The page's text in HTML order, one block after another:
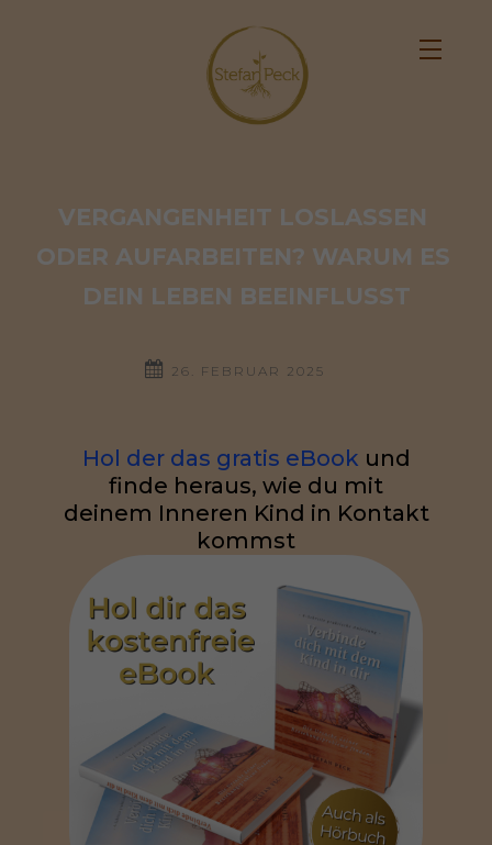
VERGANGENHEIT LOSLASSEN
ODER AUFARBEITEN? WARUM ES
DEIN LEBEN BEEINFLUSST
26. FEBRUAR 2025
Hol der das gratis eBook und
finde heraus, wie du mit
deinem Inneren Kind in Kontakt
kommst